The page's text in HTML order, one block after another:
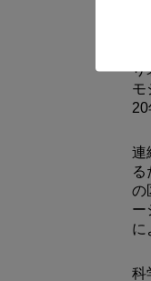
り
モ
連
る
の
ー
に
科